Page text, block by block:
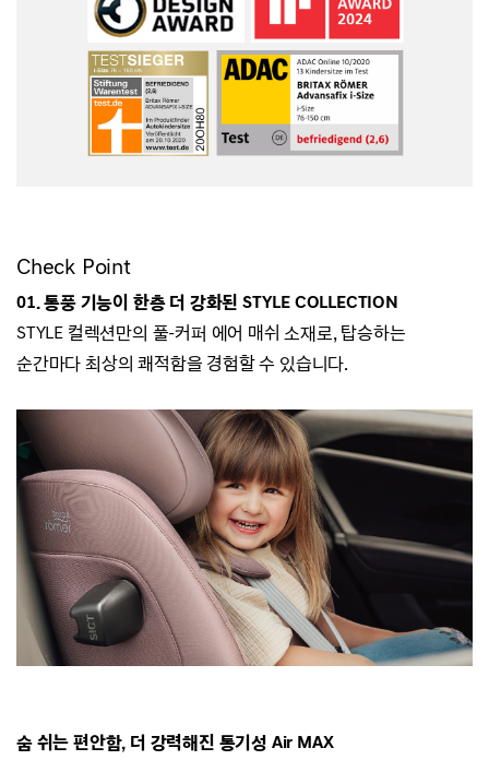
Check Point
01. 통풍 기능이 한층 더 강화된 STYLE COLLECTION
STYLE 컬렉션만의 풀-커퍼 에어 매쉬 소재로, 탑승하는
순간마다 최상의 쾌적함을 경험할 수 있습니다.
숨 쉬는 편안함, 더 강력해진 통기성 Air MAX